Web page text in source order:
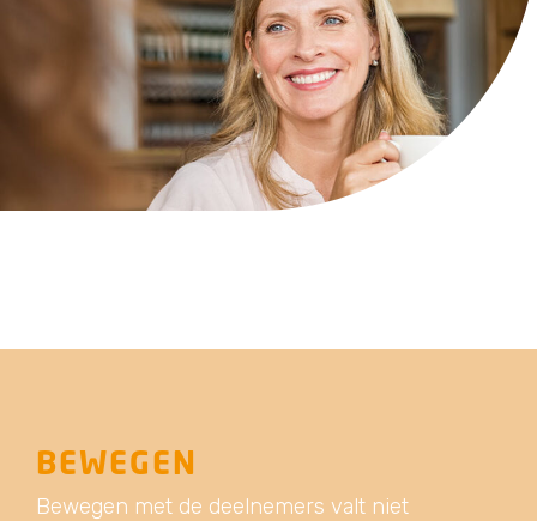
BEWEGEN
Bewegen met de deelnemers valt niet